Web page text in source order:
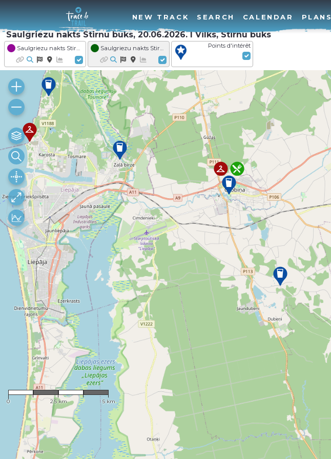
NEW TRACK SEARCH CALENDAR PLANS
Saulgriezu nakts Stirnu buks, 20.06.2026. I Vilks, Stirnu buks
Points d'intérêt
1 : 91,269
0 2.5 km 5 km